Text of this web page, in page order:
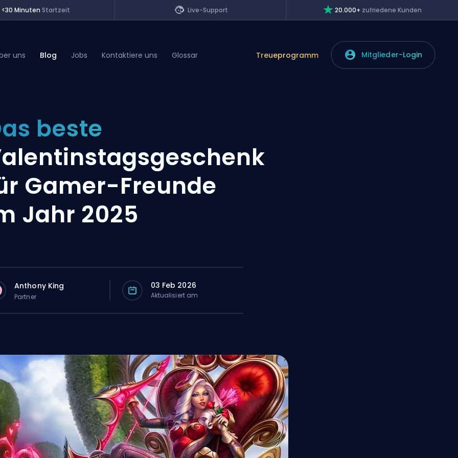
<30 Minuten Startzeit Live-Support 20.000+ zufriedene Kunden
uns Blog Jobs Kontaktiere uns Glossar Treueprogramm Mitglieder-Login
beste
Gamer-Freunde
Jahr 2025
Anthony King
Partner
03 Feb 2026
Aktualisiert am